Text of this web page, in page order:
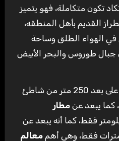
تكون متكاملة، فهو يتميز
القديم بأهل المنطقه،
الهواء الطلق وساحة
جبال طوروس والبحر الأبيض
يقع فندق وايت غاردن يقع على بعد 250 متر من شاطئ
كما يبعد عن مطار
قدرها 12 كيلومتر فقط، كما أنه يبعد عن
فقط، وهي أهم معالم